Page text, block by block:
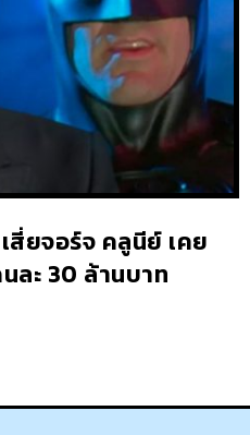
สี่ยจอร์จ คลูนีย์ เคย
ละ 30 ล้านบาท